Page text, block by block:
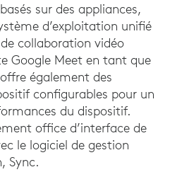
sur des appliances,
d’exploitation unifié
collaboration vidéo
Google Meet en tant que
également des
configurables pour un
du dispositif.
office d’interface de
le logiciel de gestion
Sync.